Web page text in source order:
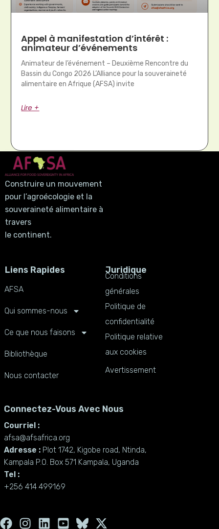
Appel à manifestation d’intérêt :
animateur d’événements
Animateur de l’événement – Deuxième Rencontre du
Bassin du Congo 2026 L’Alliance pour la souveraineté
alimentaire en Afrique (AFSA) invite
Lire +
Construire un mouvement
pour l’agroécologie et la
souveraineté alimentaire à
travers
le continent.
Liens Rapides
AFSA
Qui sommes-nous
Ce que nous faisons
Bibliothèque
Nous contacter
Juridique
Conditions
générales
Politique de
confidentialité
Politique relative
aux cookies
Avertissement
Connectez-Vous Avec Nous
Courriel :
afsa@afsafrica.org
Adresse : Plot 1742, Kigobe road, Ntinda,
Kampala P.O. Box 571 Kampala, Uganda
Tel :
+256 414 499169
F
I
L
Y
X